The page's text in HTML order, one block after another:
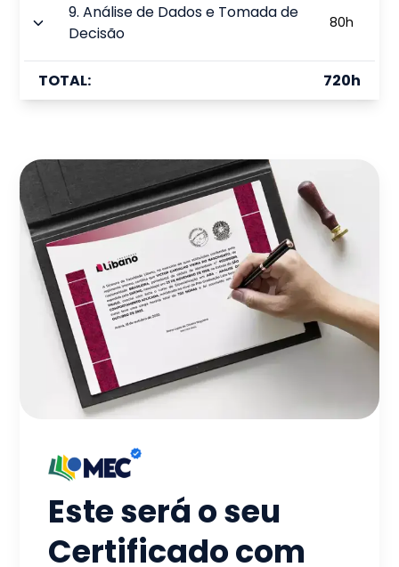
9.Análise de Dados e Tomada de
Decisão
80h
TOTAL: 720h
Este será o seu
Certificado com